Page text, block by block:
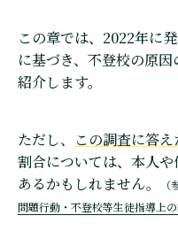
この章では、2022年に
に基づき、不登校の原
紹介します。
ただし、 この調査に答
割合については、本人
あるかもしれません。
問題行動・不登校等生徒指導上